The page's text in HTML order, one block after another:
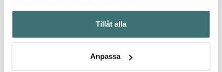
Samla in information om din geografiska plats som
kan ha en noggrannhet på upp till flera meter
Identifiera din enhet genom att aktivt skanna den för
Ta reda på mer om hur dina personliga uppgifter
Tillåt alla
Anpassa
Låt dig inspireras av våra kunder